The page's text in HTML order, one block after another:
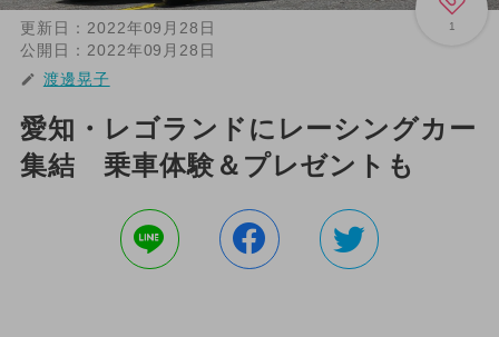
1
更新日： 2022年09月28日
公開日： 2022年09月28日
渡邊晃子
愛知・レゴランドにレーシングカー
集結 乗車体験＆プレゼントも